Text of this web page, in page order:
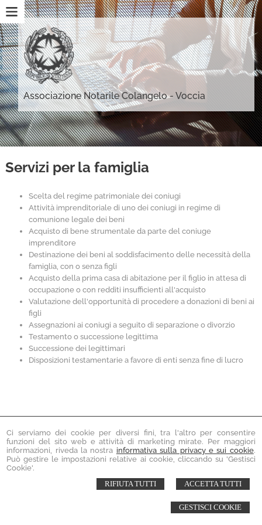
Ci serviamo dei cookie per diversi fini, tra l'altro per consentire
funzioni del sito web e attività di marketing mirate. Per maggiori
informazioni, riveda la nostra informativa sulla privacy e sui cookie.
Può gestire le impostazioni relative ai cookie, cliccando su 'Gestisci
Cookie'.
ACCETTA TUTTI
RIFIUTA TUTTI
GESTISCI COOKIE
Associazione Notarile Colangelo - Voccia
Servizi per la famiglia
Scelta del regime patrimoniale dei coniugi
Attività imprenditoriale di uno dei coniugi in regime di
comunione legale dei beni
Acquisto di bene strumentale da parte del coniuge
imprenditore
Destinazione dei beni al soddisfacimento delle necessità della
famiglia, con o senza figli
Acquisto della prima casa di abitazione per il figlio in attesa di
occupazione o con redditi insufficienti all'acquisto
Valutazione dell'opportunità di procedere a donazioni di beni ai
figli
Assegnazioni ai coniugi a seguito di separazione o divorzio
Testamento o successione legittima
Successione dei legittimari
Disposizioni testamentarie a favore di enti senza fine di lucro
Associazione Notai Colangelo - Voccia
Via Appia Nuova, 261 - Roma - Cell. 3518395879
Via Pindaro, 28/N - Roma (Prossima apertura)
T. 067020022 - T. 065053040
Email:info@notaicolangelovoccia.it
© 2026 Copyright Ass. Notai Colangelo - Voccia. Tutti i diritti riservati | P.IVA
Privacy-Cookie Policy-Gestisci Cookie-Credits